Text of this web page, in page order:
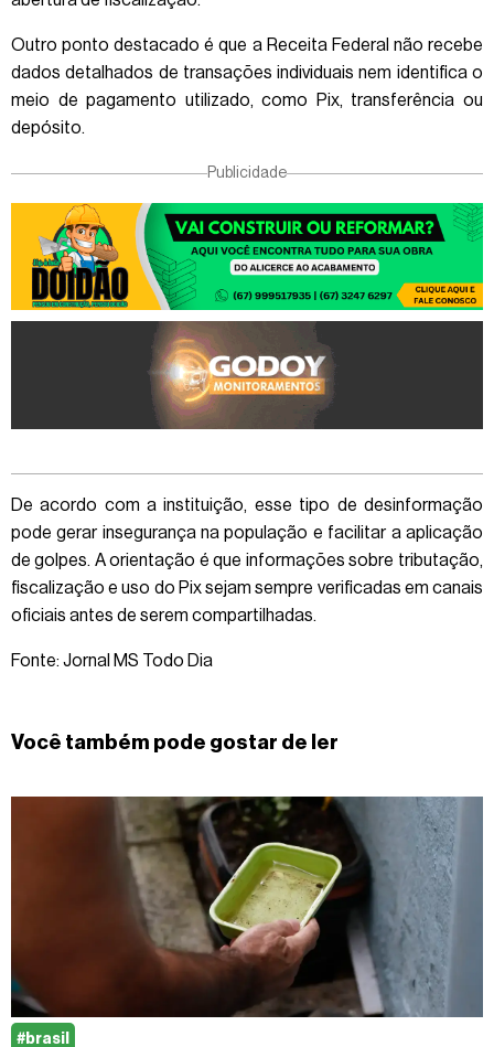
Outro ponto destacado é que a Receita Federal não recebe
dados detalhados de transações individuais nem identifica o
meio de pagamento utilizado, como Pix, transferência ou
depósito.
Publicidade
De acordo com a instituição, esse tipo de desinformação
pode gerar insegurança na população e facilitar a aplicação
de golpes. A orientação é que informações sobre tributação,
fiscalização e uso do Pix sejam sempre verificadas em canais
oficiais antes de serem compartilhadas.
Fonte: Jornal MS Todo Dia
Você também pode gostar de ler
#brasil